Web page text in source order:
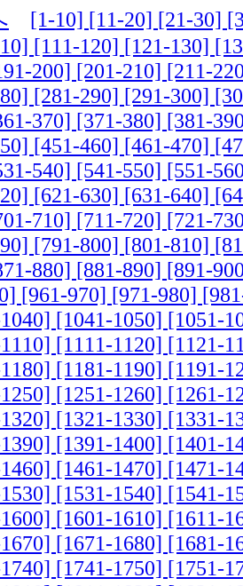
[1-10] [11-20] [21-30]
[111-120] [121-130]
200] [201-210] [211-
[281-290] [291-300]
370] [371-380] [381-
[451-460] [461-470]
540] [541-550] [551-
[621-630] [631-640]
710] [711-720] [721-
[791-800] [801-810]
880] [881-890] [891-
[961-970] [971-980]
[1041-1050] [1051-
[1111-1120] [1121-
[1181-1190] [1191-
[1251-1260] [1261-
[1321-1330] [1331-
[1391-1400] [1401-
[1461-1470] [1471-
[1531-1540] [1541-
[1601-1610] [1611-
[1671-1680] [1681-
[1741-1750] [1751-